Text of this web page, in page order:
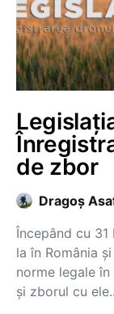
de zbor
Dragoş
Începând cu
la în România
norme legale
și zborul cu